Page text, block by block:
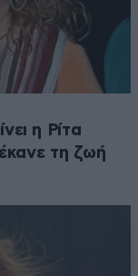
η Ρίτα
τη ζωή